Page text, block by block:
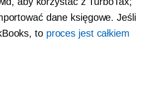
dane księgowe. Jeśli
to proces jest całkiem